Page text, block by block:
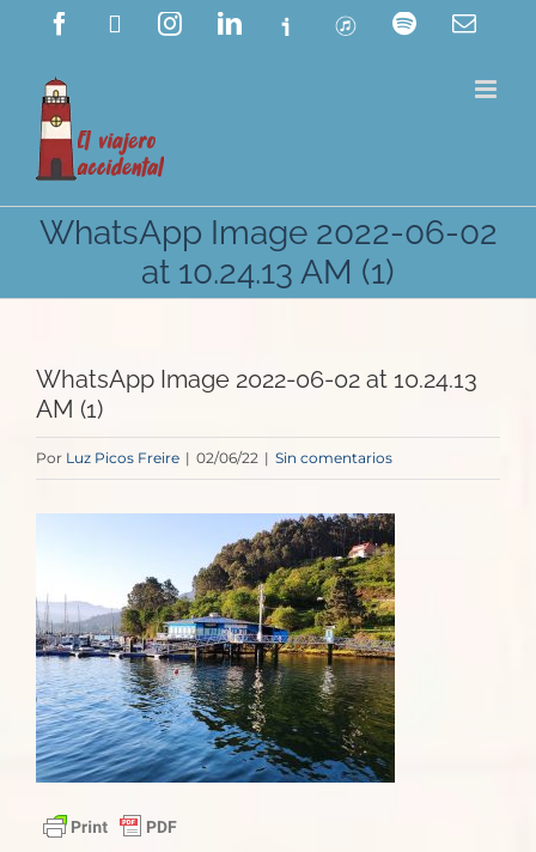
contenido
Facebook InstagramLinkedIn
Ivoox ITunes Spotify
WhatsApp Image 2022-06-02
at 10.24.13 AM (1)
WhatsApp Image 2022-06-02 at 10.24.13
AM (1)
Por Luz Picos Freire | 02/06/22 | Sin comentarios